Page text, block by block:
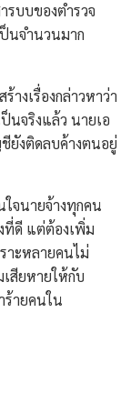
รบบของตำรวจ
นจำนวนมาก
างเรื่องกล่าวหาว่า
นจริงแล้ว นายเอ
ยังติดลบค้างตนอยู่
จนายจ้างทุกคน
ที่ดี แต่ต้องเพิ่ม
าะหลายคนไม่
เสียหายให้กับ
ายคนใน